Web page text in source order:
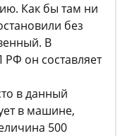
Как бы там ни
без
В
РФ он составляет
в данный
в машине,
500